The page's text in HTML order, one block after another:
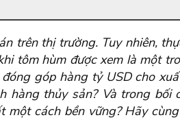
trên thị trường. Tuy nhiên,
tôm hùm được xem là một
góp hàng tỷ USD cho
thủy sản? Và trong bối
cách bền vững? Hãy